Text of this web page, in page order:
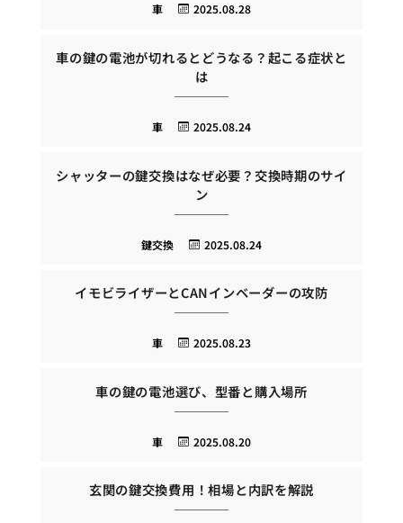
2025.08.28
車
車の鍵の電池が切れるとどうなる？起こる症状と
は
2025.08.24
車
シャッターの鍵交換はなぜ必要？交換時期のサイ
ン
2025.08.24
鍵交換
イモビライザーとCANインベーダーの攻防
2025.08.23
車
車の鍵の電池選び、型番と購入場所
2025.08.20
車
玄関の鍵交換費用！相場と内訳を解説